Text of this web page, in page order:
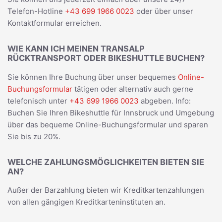
Telefon-Hotline +43 699 1966 0023 oder über unser
Kontaktformular erreichen.
WIE KANN ICH MEINEN TRANSALP
RÜCKTRANSPORT ODER BIKESHUTTLE BUCHEN?
Sie können Ihre Buchung über unser bequemes Online-
Buchungsformular tätigen oder alternativ auch gerne
telefonisch unter +43 699 1966 0023 abgeben. Info:
Buchen Sie Ihren Bikeshuttle für Innsbruck und Umgebung
über das bequeme Online-Buchungsformular und sparen
Sie bis zu 20%.
WELCHE ZAHLUNGSMÖGLICHKEITEN BIETEN SIE
AN?
Außer der Barzahlung bieten wir Kreditkartenzahlungen
von allen gängigen Kreditkarteninstituten an.